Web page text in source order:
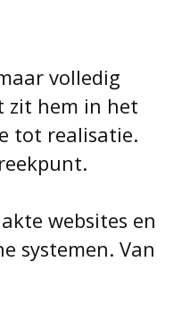
volledig
zit hem in het
tot realisatie.
websites en
systemen. Van